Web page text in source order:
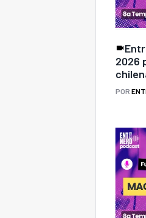
2026
POR